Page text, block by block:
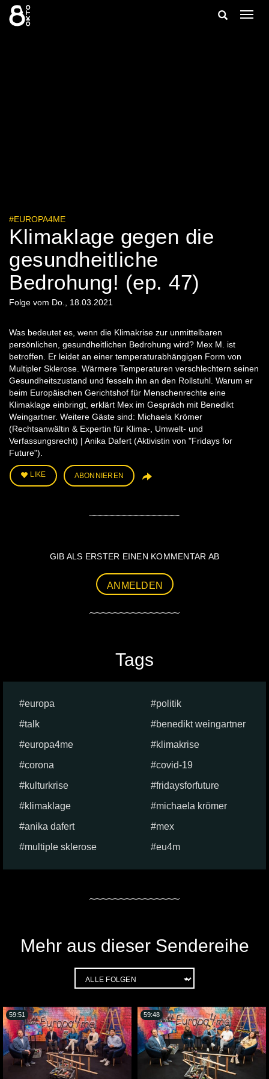
Zum
Inhalt
springen
Suche
#EUROPA4ME
Klimaklage gegen die
gesundheitliche
Bedrohung! (ep. 47)
Folge vom Do., 18.03.2021
Was bedeutet es, wenn die Klimakrise zur unmittelbaren
persönlichen, gesundheitlichen Bedrohung wird? Mex M. ist
betroffen. Er leidet an einer temperaturabhängigen Form von
Multipler Sklerose. Wärmere Temperaturen verschlechtern seinen
Gesundheitszustand und fesseln ihn an den Rollstuhl. Warum er
beim Europäischen Gerichtshof für Menschenrechte eine
Klimaklage einbringt, erklärt Mex im Gespräch mit Benedikt
Weingartner. Weitere Gäste sind: Michaela Krömer
(Rechtsanwältin & Expertin für Klima-, Umwelt- und
Verfassungsrecht) | Anika Dafert (Aktivistin von "Fridays for
Future").
LIKE ABONNIEREN
GIB ALS ERSTER EINEN KOMMENTAR AB
ANMELDEN
Tags
europa
politik
talk
benedikt weingartner
europa4me
klimakrise
corona
covid-19
kulturkrise
fridaysforfuture
klimaklage
michaela krömer
anika dafert
mex
multiple sklerose
eu4m
Mehr aus dieser Sendereihe
59:51 59:48